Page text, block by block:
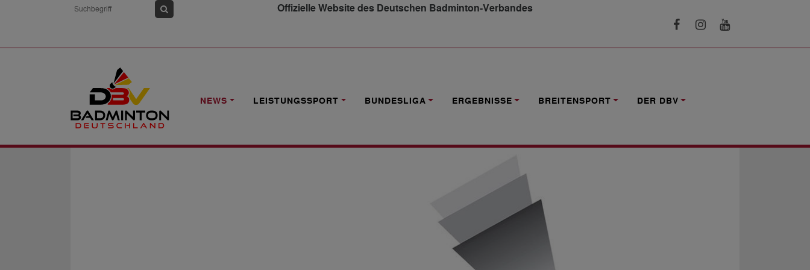
Offizielle Website des Deutschen Badminton-Verbandes
NEWS LEISTUNGSSPORT BUNDESLIGA ERGEBNISSE BREITENSPORT DER DBV
NEWS